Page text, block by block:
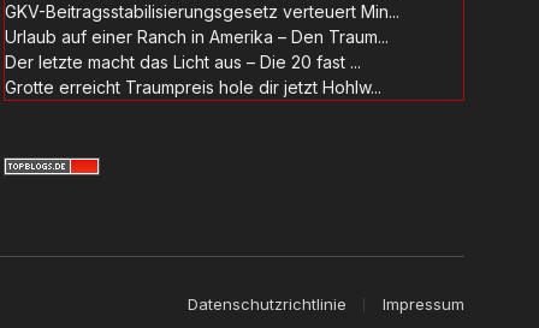
GKV-Beitragsstabilisierungsgesetz verteuert Min...
Urlaub auf einer Ranch in Amerika – Den Traum...
Der letzte macht das Licht aus – Die 20 fast ...
Grotte erreicht Traumpreis hole dir jetzt Hohlw...
Datenschutzrichtlinie Impressum